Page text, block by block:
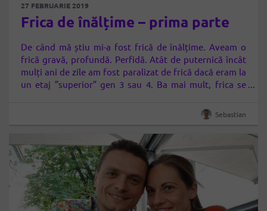
27 FEBRUARIE 2019
Frica de înălțime – prima parte
De când mă știu mi-a fost frică de înălțime. Aveam o
frică gravă, profundă. Perfidă. Atât de puternică încât
mulți ani de zile am fost paralizat de frică dacă eram la
un etaj ”superior” gen 3 sau 4. Ba mai mult, frica se
Sebastian